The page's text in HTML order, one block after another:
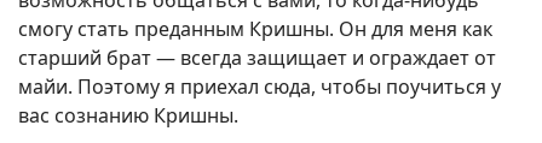
смогу стать преданным Кришны. Он для меня как
старший брат — всегда защищает и ограждает от
майи. Поэтому я приехал сюда, чтобы поучиться у
вас сознанию Кришны.